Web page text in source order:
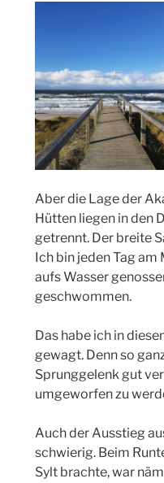
Aber die Lage der
Hütten liegen in den
getrennt. Der breite
Ich bin jeden Tag am
aufs Wasser
geschwommen.
Das habe ich in
gewagt. Denn so
Sprunggelenk gut
umgeworfen zu
Auch der Ausstieg
schwierig. Beim
Sylt brachte, war